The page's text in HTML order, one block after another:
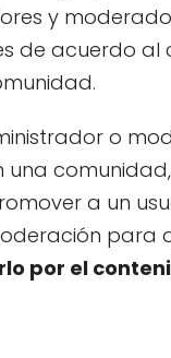
y
de acuerdo al
o
una
a un
para
por el